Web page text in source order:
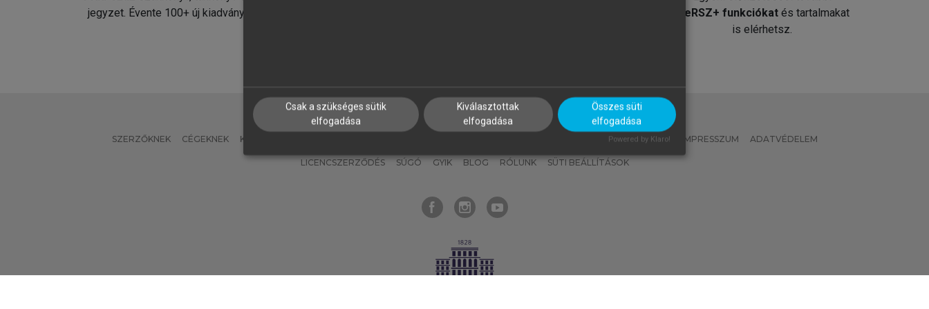
jegyzet. Évente 100+ új kiadvány.
MeRSZ+ funkciókat és tartalmakat
is elérhetsz.
SZERZŐKNEK CÉGEKNEK KÖNYVTÁROSOKNAK MI – ÁLTALÁNOS IRÁNYELVEK IMPRESSZUM ADATVÉDELEM
LICENCSZERZŐDÉS SÚGÓ GYIK BLOG RÓLUNK SÜTI BEÁLLÍTÁSOK
Csak a szükséges sütik
elfogadása
Kiválasztottak
elfogadása
Összes süti
elfogadása
Powered by Klaro!